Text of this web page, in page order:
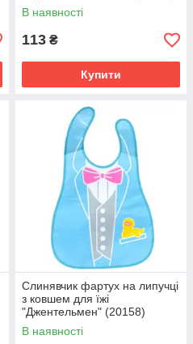
В наявності
113 ₴
Купити
Слинявчик фартух на липучці
з ковшем для їжі
"Джентельмен" (20158)
В наявності